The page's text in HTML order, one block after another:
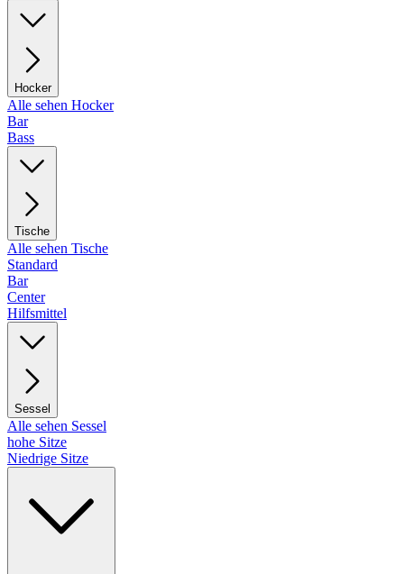
Hocker
Alle sehen Hocker
Bar
Bass
Tische
Alle sehen Tische
Standard
Bar
Center
Hilfsmittel
Sessel
Alle sehen Sessel
hohe Sitze
Niedrige Sitze